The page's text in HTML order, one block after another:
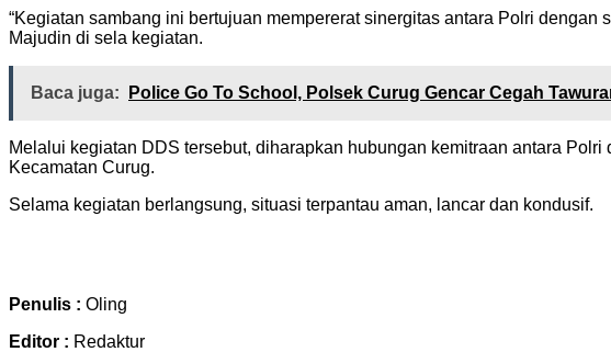
“Kegiatan sambang ini bertujuan mempererat sinergitas antara Polri
Majudin di sela kegiatan.
Baca juga: Police Go To School, Polsek Curug Gencar Cegah
Melalui kegiatan DDS tersebut, diharapkan hubungan kemitraan antara
Kecamatan Curug.
Selama kegiatan berlangsung, situasi terpantau aman, lancar dan kondusif.
Penulis : Oling
Editor : Redaktur